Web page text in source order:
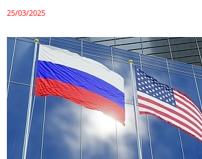
25/03/2025